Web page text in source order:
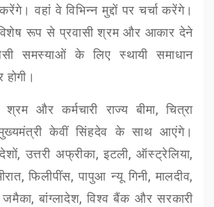
करेंगे। वहां वे विभिन्न मुद्दों पर चर्चा करेंगे।
विशेष रूप से प्रवासी श्रम और आकार देने
समस्याओं के लिए स्थायी समाधान
श्रम और कर्मचारी राज्य बीमा,चित्रा
केवीं सिंहदेव के साथ आएंगे।
,उत्तरी अफ्रीका,इटली,ऑस्ट्रेलिया,
,फिलीपींस,पापुआ न्यू गिनी,मालदीव,
जमैका,बांग्लादेश,विश्व बैंक और सरकारी